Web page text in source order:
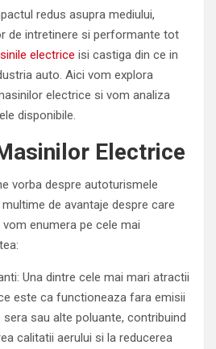
redus asupra mediului,
de intretinere si performante tot
electrice isi castiga din ce in
auto. Aici vom explora
electrice si vom analiza
disponibile.
Electrice
vorba despre autoturismele
de avantaje despre care
enumera pe cele mai
Una dintre cele mai mari atractii
este ca functioneaza fara emisii
sau alte poluante, contribuind
calitatii aerului si la reducerea